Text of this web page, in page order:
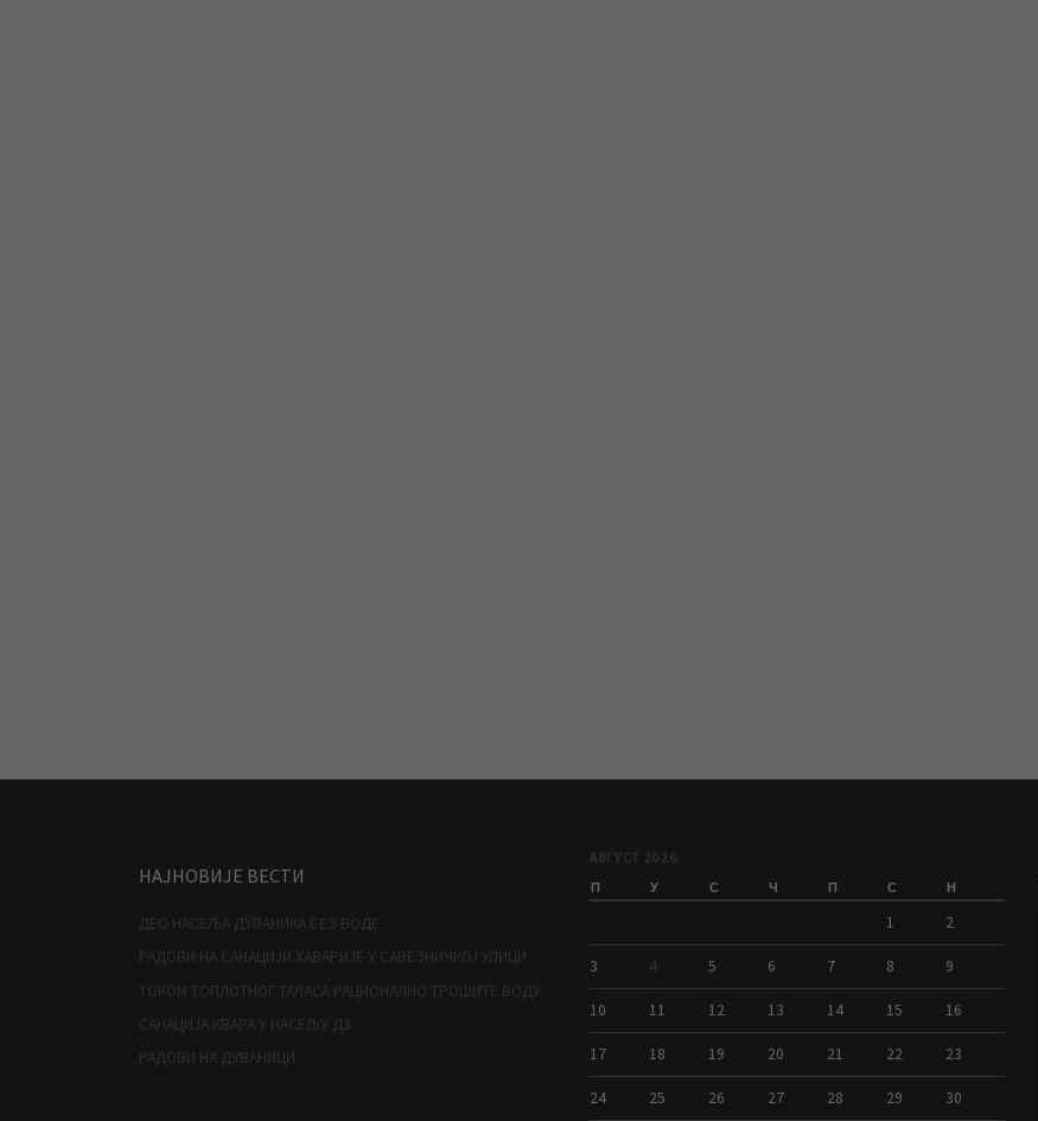
НАЈНОВИЈЕ ВЕСТИ
ДЕО НАСЕЉА ДУВАНИКА БЕЗ ВОДЕ
РАДОВИ НА САНАЦИЈИ ХАВАРИЈЕ У САВЕЗНИЧКОЈ УЛИЦИ
ТОКОМ ТОПЛОТНОГ ТАЛАСА РАЦИОНАЛНО ТРОШИТЕ ВОДУ
САНАЦИЈА КВАРА У НАСЕЉУ Д3
РАДОВИ НА ДУВАНИЦИ
АВГУСТ 2026.
П У С Ч П С Н
1 2
3 4 5 6 7 8 9
10 11 12 13 14 15 16
17 18 19 20 21 22 23
24 25 26 27 28 29 30